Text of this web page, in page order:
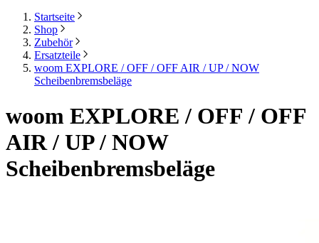
Startseite
Shop
Zubehör
Ersatzteile
woom EXPLORE / OFF / OFF AIR / UP / NOW
Scheibenbremsbeläge
woom EXPLORE / OFF / OFF
AIR / UP / NOW
Scheibenbremsbeläge